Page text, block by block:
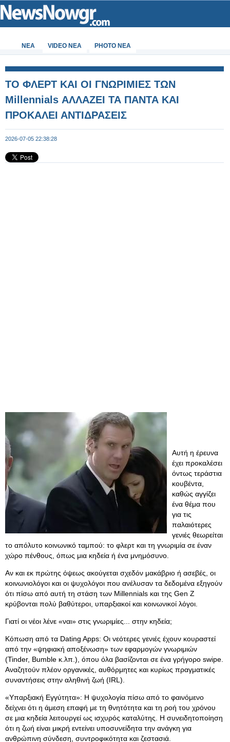
ΝΕΑ VIDEO NEA PHOTO NEA
ΤΟ ΦΛΕΡΤ ΚΑΙ ΟΙ ΓΝΩΡΙΜΙΕΣ ΤΩΝ
Millennials ΑΛΛΑΖΕΙ ΤΑ ΠΑΝΤΑ ΚΑΙ
ΠΡΟΚΑΛΕΙ ΑΝΤΙΔΡΑΣΕΙΣ
2026-07-05 22:38:28
Αυτή η έρευνα
έχει προκαλέσει
όντως τεράστια
κουβέντα,
καθώς αγγίζει
ένα θέμα που
για τις
παλαιότερες
γενιές θεωρείται
το απόλυτο κοινωνικό ταμπού: το φλερτ και τη γνωριμία σε έναν
χώρο πένθους, όπως μια κηδεία ή ένα μνημόσυνο.
Αν και εκ πρώτης όψεως ακούγεται σχεδόν μακάβριο ή ασεβές, οι
κοινωνιολόγοι και οι ψυχολόγοι που ανέλυσαν τα δεδομένα εξηγούν
ότι πίσω από αυτή τη στάση των Millennials και της Gen Z
κρύβονται πολύ βαθύτεροι, υπαρξιακοί και κοινωνικοί λόγοι.
Γιατί οι νέοι λένε «ναι» στις γνωριμίες... στην κηδεία;
Κόπωση από τα Dating Apps: Οι νεότερες γενιές έχουν κουραστεί
από την «ψηφιακή αποξένωση» των εφαρμογών γνωριμιών
(Tinder, Bumble κ.λπ.), όπου όλα βασίζονται σε ένα γρήγορο swipe.
Αναζητούν πλέον οργανικές, αυθόρμητες και κυρίως πραγματικές
συναντήσεις στην αληθινή ζωή (IRL).
«Υπαρξιακή Εγγύτητα»: Η ψυχολογία πίσω από το φαινόμενο
δείχνει ότι η άμεση επαφή με τη θνητότητα και τη ροή του χρόνου
σε μια κηδεία λειτουργεί ως ισχυρός καταλύτης. Η συνειδητοποίηση
ότι η ζωή είναι μικρή εντείνει υποσυνείδητα την ανάγκη για
ανθρώπινη σύνδεση, συντροφικότητα και ζεστασιά.